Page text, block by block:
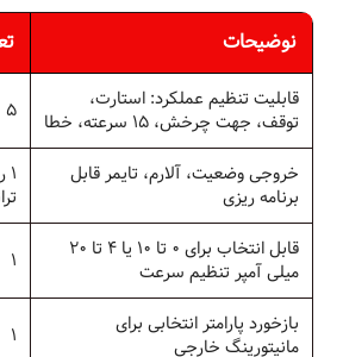
نوضیحات
قابليت تنظيم عملكرد: استارت،
توقف، جهت چرخش، 15 سرعته، خطا
5
خروجى وضعيت، آلارم، تايمر قابل
برنامه ريزى
قابل انتخاب براى 0 تا 10 یا 4 تا 20
میلی آمپر تنظيم سرعت
1
بازخورد پارامتر انتخابى براى
مانيتورينگ خارجى
1